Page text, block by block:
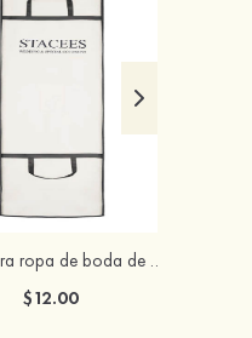
Bolsa para ropa de boda de Stacees
$12.00